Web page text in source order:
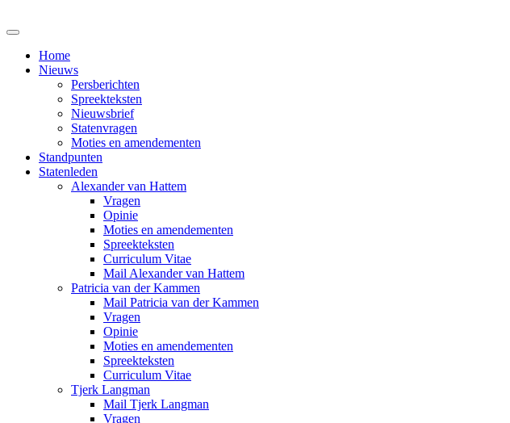
Home
Nieuws
Persberichten
Spreekteksten
Nieuwsbrief
Statenvragen
Moties en amendementen
Standpunten
Statenleden
Alexander van Hattem
Vragen
Opinie
Moties en amendementen
Spreekteksten
Curriculum Vitae
Mail Alexander van Hattem
Patricia van der Kammen
Mail Patricia van der Kammen
Vragen
Opinie
Moties en amendementen
Spreekteksten
Curriculum Vitae
Tjerk Langman
Mail Tjerk Langman
Vragen